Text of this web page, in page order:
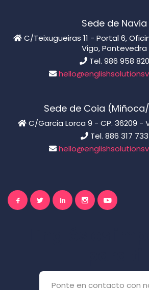
Sede de Navia
C/Teixugueiras 11 - Portal 6,
Vigo, Pontevedra
Tel. 986 958 820
Sede de Coia
C/Garcia Lorca 9 - CP. 36209 -
Tel. 886 317 733
Ponte en contacto con